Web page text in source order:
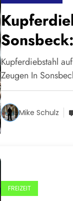
Kupferdiebstahl
Zeugen In
Mike Schulz
FREIZEIT